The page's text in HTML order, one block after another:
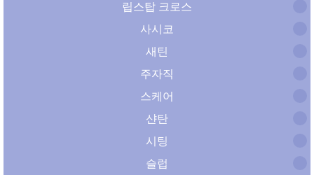
립스탑 크로스
사시코
새틴
주자직
스케어
샨탄
시팅
슬럽